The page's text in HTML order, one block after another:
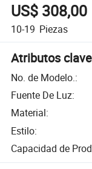
US$ 308,00
10-19 Piezas
Atributos
No. de Modelo.:
Fuente De Luz:
Material:
Estilo:
Capacidad de